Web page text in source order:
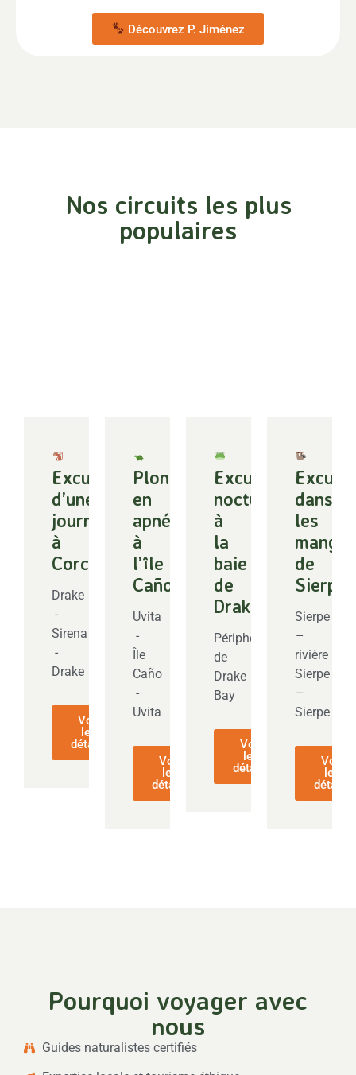
Découvrez P. Jiménez
Nos circuits les plus
populaires
Excursion
d’une
journée
à
Corcovado
Drake
-
Sirena
-
Drake
Voir
les
détails
Plongée
en
apnée
à
l’île
Caño
Uvita
-
Île
Caño
-
Uvita
Voir
les
détails
Excursion
nocturne
à
la
baie
de
Drake
Périphérie
de
Drake
Bay
Voir
les
détails
dans
les
de
Sierpe
Sierpe
–
rivière
Sierpe
–
Sierpe
Voir
les
détails
Pourquoi voyager avec
nous
Guides naturalistes certifiés